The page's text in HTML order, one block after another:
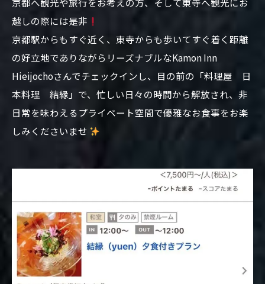
越しの際には是非
京都駅からもすぐ近く、東寺からも歩いてすぐ着く距離
の好立地でありながらリーズナブルなKamon Inn
Hieijochoさんでチェックインし、目の前の「料理屋 日
本料理 結縁」で、忙しい日々の時間から解放され、非
日常を味わえるプライベート空間で優雅なお食事をお楽
しみくださいませ